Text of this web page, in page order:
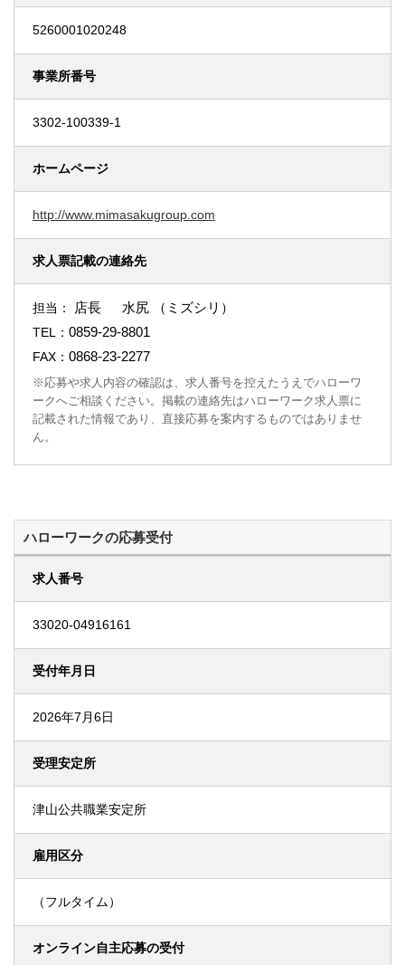
5260001020248
事業所番号
3302-100339-1
ホームページ
http://www.mimasakugroup.com
求人票記載の連絡先
担当： 店長 水尻 （ミズシリ）
TEL： 0859-29-8801
FAX： 0868-23-2277
※応募や求人内容の確認は、求人番号を控えたうえでハローワ
ークへご相談ください。掲載の連絡先はハローワーク求人票に
記載された情報であり、直接応募を案内するものではありませ
ん。
ハローワークの応募受付
求人番号
33020-04916161
受付年月日
2026年7月6日
受理安定所
津山公共職業安定所
雇用区分
（フルタイム）
オンライン自主応募の受付